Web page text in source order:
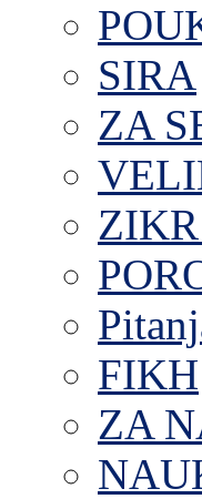
SIRA
ZA
FIKH
ZA